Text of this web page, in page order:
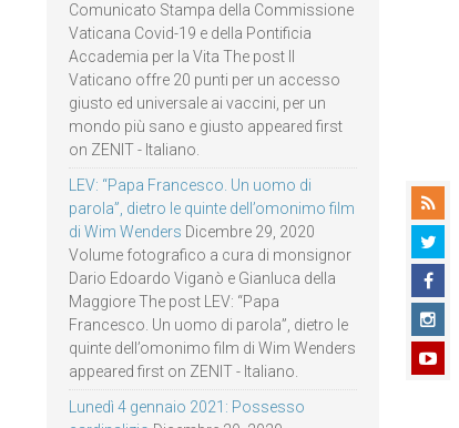
Comunicato Stampa della Commissione
Vaticana Covid-19 e della Pontificia
Accademia per la Vita The post Il
Vaticano offre 20 punti per un accesso
giusto ed universale ai vaccini, per un
mondo più sano e giusto appeared first
on ZENIT - Italiano.
LEV: “Papa Francesco. Un uomo di
parola”, dietro le quinte dell’omonimo film
di Wim Wenders Dicembre 29, 2020
Volume fotografico a cura di monsignor
Dario Edoardo Viganò e Gianluca della
Maggiore The post LEV: “Papa
Francesco. Un uomo di parola”, dietro le
quinte dell’omonimo film di Wim Wenders
appeared first on ZENIT - Italiano.
Lunedì 4 gennaio 2021: Possesso